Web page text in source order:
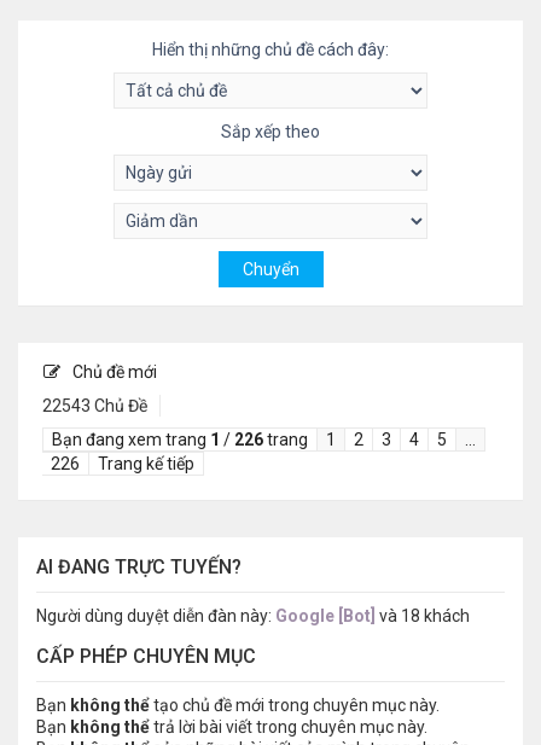
Hiển thị những chủ đề cách đây:
Sắp xếp theo
Chủ đề mới
22543 Chủ Đề
Bạn đang xem trang 1 / 226trang 1 2 3 4 5
226
Trang kế tiếp
AI ĐANG TRỰC TUYẾN?
Người dùng duyệt diễn đàn này: Google [Bot] và 18 khách
CẤP PHÉP CHUYÊN MỤC
Bạn không thểtạo chủ đề mới trong chuyên mục này.
Bạn không thểtrả lời bài viết trong chuyên mục này.